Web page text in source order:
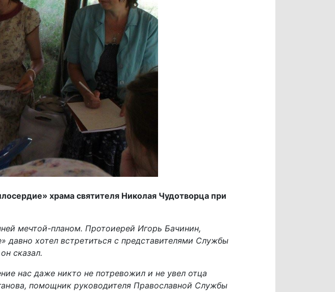
храма святителя Николая Чудотворца при
мечтой-планом. Протоиерей Игорь Бачинин,
давно хотел встретиться с представителями Службы
сказал.
нас даже никто не потревожил и не увел отца
помощник руководителя Православной Службы